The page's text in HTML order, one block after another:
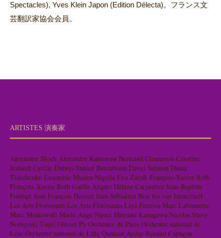
Spectacles), Yves Klein Japon (Edition Délecta)。フランス文
芸翻訳家協会会員。
ARTISTES 演奏家
Alexandre Bloch Alexandre Kantorow Bertrand Chamayou Caroline
Jestaedt Cyrille Dubois Daniel Barenboim David Salmon Diana
Tishchenko Ensemble Musica Nigella Eva Zaïcik François-Xavier Roth
François-Xavier Roth Gaëlle Arquez Hélène Carpentier Jean-Baptiste
Fonlupt Jean-François Heisser Jean-Sébastien Bou Jos van Immerseel
Les Arts Florissants Les Arts Florissants Liya Petrova Marc Labonnette
Marc Minkowski Marie-Ange Nguci Mayumi Kanagawa Nicolas Stavy
Nobuyuki Tsujii Olivier Py Orchestre de Paris Orchestre national de
Lille Orchestre national de Lille Quatuor Ardeo Renaud Capuçon